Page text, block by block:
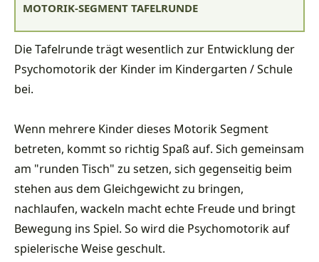
MOTORIK-SEGMENT TAFELRUNDE
Die Tafelrunde trägt wesentlich zur Entwicklung der
Psychomotorik der Kinder im Kindergarten / Schule
bei.
Wenn mehrere Kinder dieses Motorik Segment
betreten, kommt so richtig Spaß auf. Sich gemeinsam
am "runden Tisch" zu setzen, sich gegenseitig beim
stehen aus dem Gleichgewicht zu bringen,
nachlaufen, wackeln macht echte Freude und bringt
Bewegung ins Spiel. So wird die Psychomotorik auf
spielerische Weise geschult.